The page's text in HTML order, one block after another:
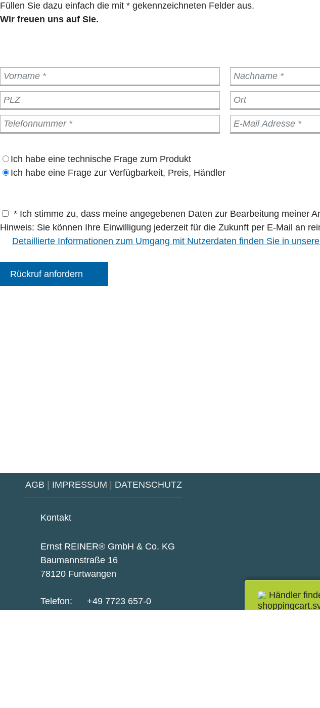
Füllen Sie dazu einfach die mit * gekennzeichneten Felder aus.
Wir freuen uns auf Sie.
Ich habe eine technische Frage zum Produkt
Ich habe eine Frage zur Verfügbarkeit, Preis, Händler
* Ich stimme zu, dass meine angegebenen Daten zur Bearbeitung meiner
Hinweis: Sie können Ihre Einwilligung jederzeit für die Zukunft per E-Mail an
Detaillierte Informationen zum Umgang mit Nutzerdaten finden Sie in
Rückruf anfordern
AGB | IMPRESSUM | DATENSCHUTZ
Kontakt
Ernst REINER® GmbH & Co. KG
Baumannstraße 16
78120 Furtwangen
Telefon:
+49 7723 657-0
Händler